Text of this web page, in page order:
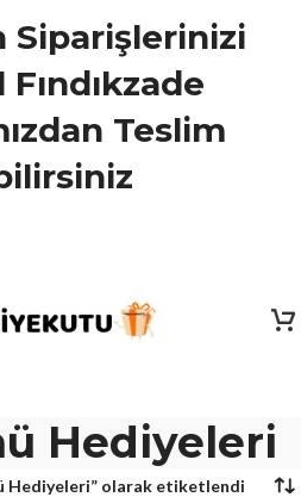
Siparişlerinizi
Teslim
Hediyeleri
Hediyeleri” olarak etiketlendi